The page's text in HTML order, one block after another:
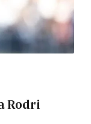
Rodri